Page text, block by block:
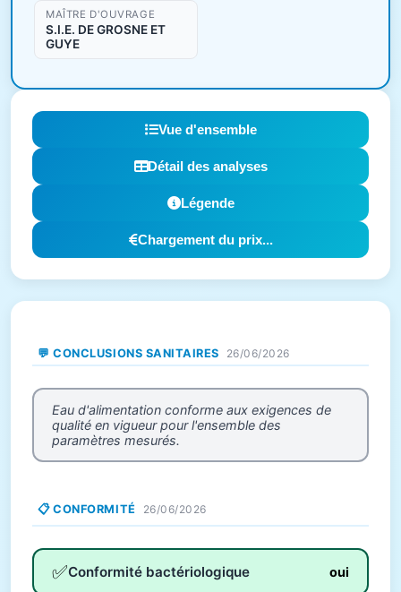
MAÎTRE D'OUVRAGE
S.I.E. DE GROSNE ET
GUYE
Vue d'ensemble
Détail des analyses
Légende
Chargement du prix...
💬 CONCLUSIONS SANITAIRES 26/06/2026
Eau d'alimentation conforme aux exigences de
qualité en vigueur pour l'ensemble des
paramètres mesurés.
📋 CONFORMITÉ 26/06/2026
✅Conformité bactériologique oui